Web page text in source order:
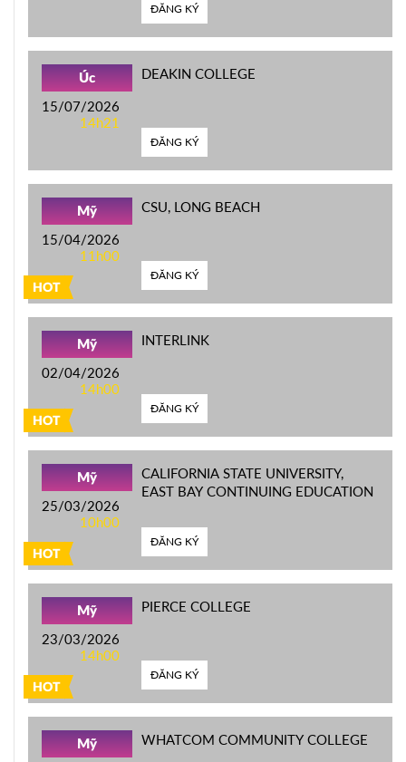
ĐĂNG KÝ
Úc
15/07/2026
14h21
DEAKIN COLLEGE
ĐĂNG KÝ
HOT
Mỹ
15/04/2026
11h00
CSU, LONG BEACH
ĐĂNG KÝ
HOT
Mỹ
02/04/2026
14h00
INTERLINK
ĐĂNG KÝ
HOT
Mỹ
25/03/2026
10h00
CALIFORNIA STATE UNIVERSITY,
EAST BAY CONTINUING EDUCATION
ĐĂNG KÝ
HOT
Mỹ
23/03/2026
14h00
PIERCE COLLEGE
ĐĂNG KÝ
Mỹ WHATCOM COMMUNITY COLLEGE